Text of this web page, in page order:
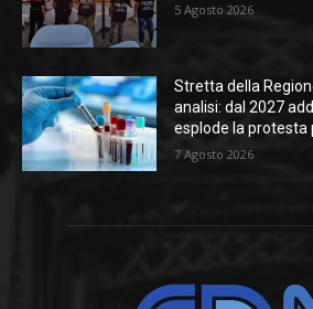
5 Agosto 2026
Stretta della
analisi: dal 2027
esplode la
7 Agosto 2026